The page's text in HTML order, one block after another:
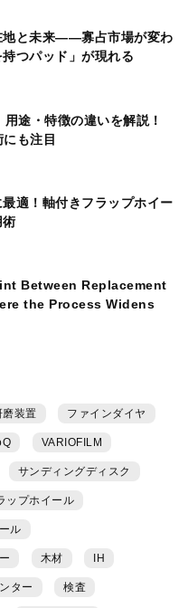
地と未来――寡占市場が変わ
つパッド」が現れる
途・特徴の違いを解説！
も注目
適！軸付きフラップホイー
術
Between Replacement
the Process Widens
磨装置 ファインダイヤ
VARIOFILM
サンディングディスク
ップホイール
ル
木材 IH
ター 検査